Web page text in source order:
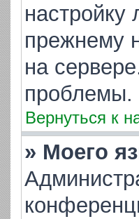
настройку
прежнему
на
проблемы.
Вернуться к
» Моего